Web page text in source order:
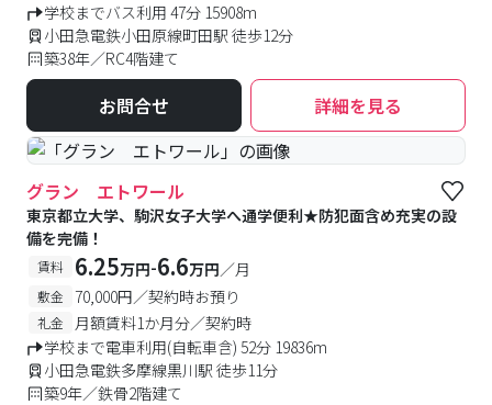
学校までバス利用 47分 15908m
小田急電鉄小田原線町田駅 徒歩12分
築38年／RC4階建て
お問合せ 詳細を見る
グラン エトワール
東京都立大学、駒沢女子大学へ通学便利★防犯面含め充実の設
備を完備！
賃料 6.25万円-6.6万円／月
敷金 70,000円／契約時お預り
礼金
月額賃料1か月分／契約時
学校まで電車利用(自転車含) 52分 19836m
小田急電鉄多摩線黒川駅 徒歩11分
築9年／鉄骨2階建て